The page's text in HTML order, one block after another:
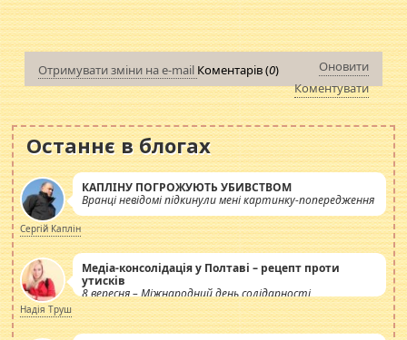
Отримувати зміни на e-mail Коментарів (0)
Оновити
Коментувати
Останнє в блогах
КАПЛІНУ ПОГРОЖУЮТЬ УБИВСТВОМ
Вранці невідомі підкинули мені картинку-попередження
Сергій Каплін
Медіа-консолідація у Полтаві – рецепт проти
утисків
8 вересня – Міжнародний день солідарності
журналістів.
Надія Труш